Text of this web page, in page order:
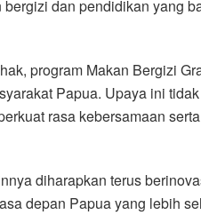
dan pendidikan yang
program Makan Bergizi
Papua. Upaya ini
rasa kebersamaan
diharapkan terus
depan Papua yang lebih